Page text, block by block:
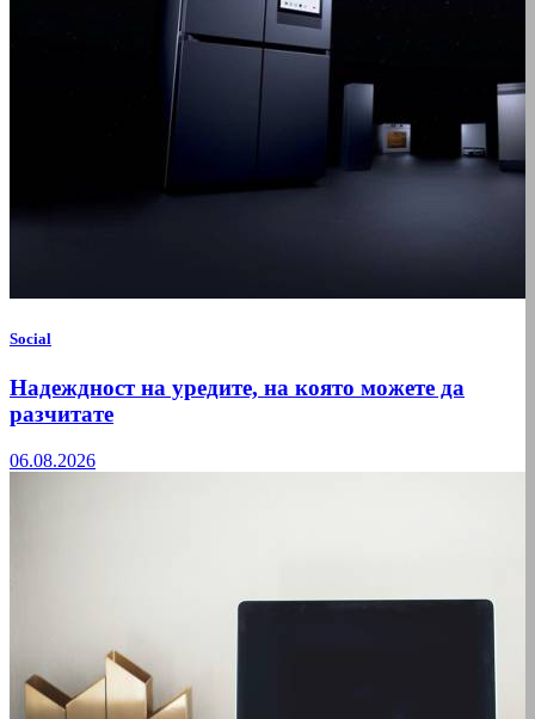
Social
Надеждност на уредите, на която можете да
разчитате
06.08.2026